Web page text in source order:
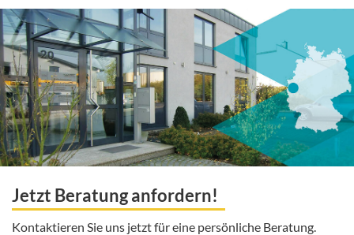
Jetzt Beratung anfordern!
Kontaktieren Sie uns jetzt für eine persönliche Beratung.